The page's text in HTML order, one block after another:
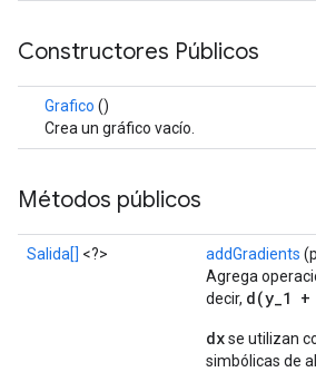
Constructores Públicos
Grafico ()
Crea un gráfico vacío.
Métodos públicos
Salida[] <?> addGradients
Agrega
decir, d(y_1
dxse utilizan
simbólicas de